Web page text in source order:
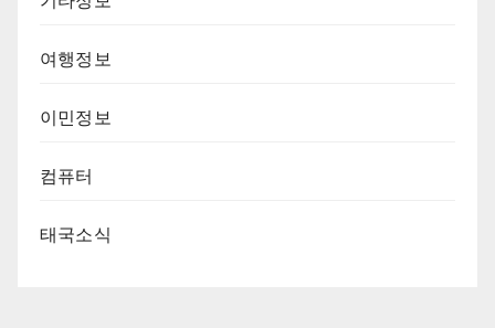
여행정보
이민정보
컴퓨터
태국소식